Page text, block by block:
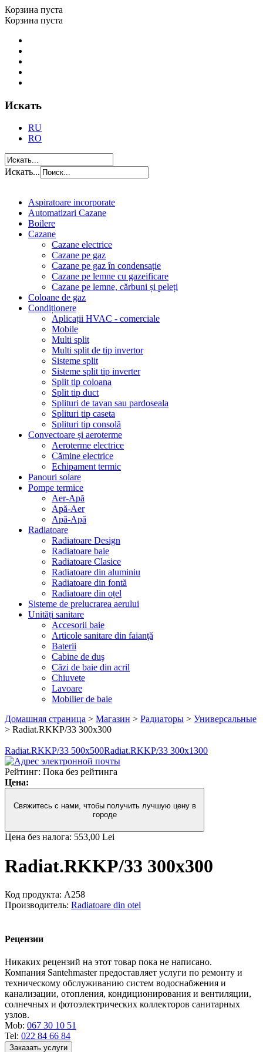
Корзина пуста
Корзина пуста
Искать
RU
RO
Искать...
Aspiratoare incorporate
Automatizari Cazane
Boilere
Cazane
Cazane electrice
Cazane pe gaz
Cazane pe gaz în condensație
Cazane pe lemne cu gazeificare
Cazane pe lemne, cărbuni și peleți
Coloane de gaz
Condiționere
Aplicații HVAC - comerciale
Mobile
Multi split
Multi split de tip invertor
Sisteme split
Sisteme split tip inverter
Split tip coloana
Split tip duct
Splituri de tavan sau pardoseala
Splituri tip caseta
Splituri tip consolă
Convectoare și aeroterme
Aeroterme electrice
Cămine electrice
Echipament termic
Panouri solare
Pompe termice
Aer-Apă
Apă-Aer
Apă-Apă
Radiatoare
Radiatoare Design
Radiatoare baie
Radiatoare Clasice
Radiatoare din aluminiu
Radiatoare din fontă
Radiatoare din oțel
Sisteme de prelucrarea aerului
Unități sanitare
Accesorii baie
Articole sanitare din faianţă
Baterii
Cabine de duş
Căzi de baie din acril
Chiuvete
Lavoare
Mobilier de baie
Домашняя страница > Магазин > Радиаторы > Универсальные
> Radiat.RKKP/33 300x300
Radiat.RKKP/33 500x500Radiat.RKKP/33 300x1300
Рейтинг: Пока без рейтинга
Цена:
Свяжитесь с нами, чтобы получить лучшую цену в
городе
Цена без налога: 553,00 Lei
Radiat.RKKP/33 300x300
Код продукта: A258
Производитель: Radiatoare din otel
Рецензии
Никаких рецензий на этот товар пока не написано.
Компания Santehmaster предоставляет услуги по ремонту и
техническому обслуживанию систем водоснабжения и
канализации, отопления, кондиционирования и вентиляции,
солнечных и фотоэлектрических коллекторов санитарных
узлов.
Mob: 067 30 10 51
Tel: 022 84 66 84
Заказать услуги